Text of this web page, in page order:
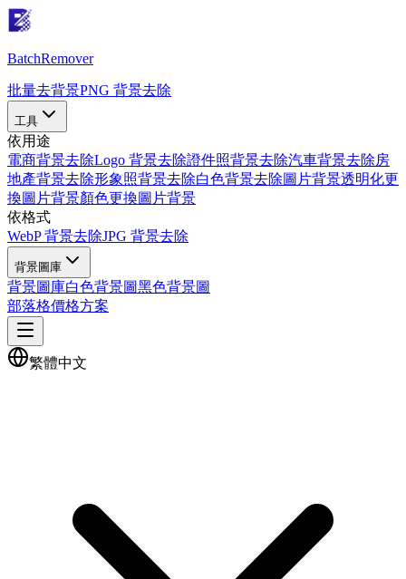
BatchRemover
批量去背景PNG 背景去除
工具
依用途
電商背景去除Logo 背景去除證件照背景去除汽車背景去除房
地產背景去除形象照背景去除白色背景去除圖片背景透明化更
換圖片背景顏色更換圖片背景
依格式
WebP 背景去除JPG 背景去除
背景圖庫
背景圖庫白色背景圖黑色背景圖
部落格價格方案
繁體中文